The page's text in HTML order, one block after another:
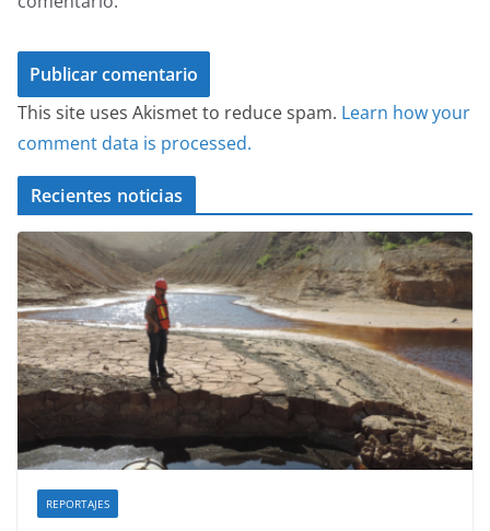
This site uses Akismet to reduce spam. Learn how your
comment data is processed.
Recientes noticias
REPORTAJES